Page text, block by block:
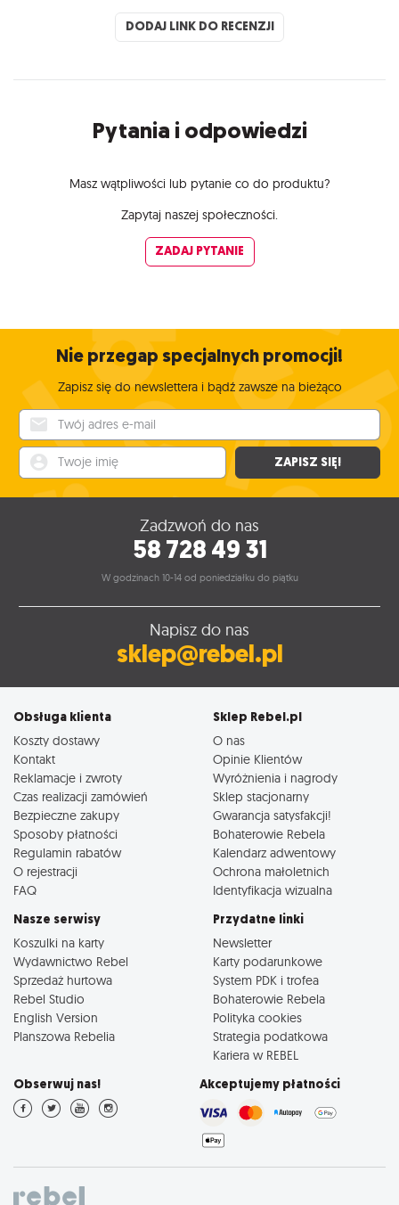
DODAJ LINK DO RECENZJI
Pytania i odpowiedzi
Masz wątpliwości lub pytanie co do produktu?
Zapytaj naszej społeczności.
ZADAJ PYTANIE
Nie przegap specjalnych promocji!
Zapisz się do newslettera i bądź zawsze na bieżąco
ZAPISZ SIĘ!
Zadzwoń do nas
58 728 49 31
W godzinach 10-14 od poniedziałku do piątku
Napisz do nas
sklep@rebel.pl
Obsługa klienta
Koszty dostawy
Kontakt
Reklamacje i zwroty
Czas realizacji zamówień
Bezpieczne zakupy
Sposoby płatności
Regulamin rabatów
O rejestracji
FAQ
Sklep Rebel.pl
O nas
Opinie Klientów
Wyróżnienia i nagrody
Sklep stacjonarny
Gwarancja satysfakcji!
Bohaterowie Rebela
Kalendarz adwentowy
Ochrona małoletnich
Identyfikacja wizualna
Nasze serwisy
Koszulki na karty
Wydawnictwo Rebel
Sprzedaż hurtowa
Rebel Studio
English Version
Planszowa Rebelia
Przydatne linki
Newsletter
Karty podarunkowe
System PDK i trofea
Bohaterowie Rebela
Polityka cookies
Strategia podatkowa
Kariera w REBEL
Obserwuj nas! Akceptujemy płatności